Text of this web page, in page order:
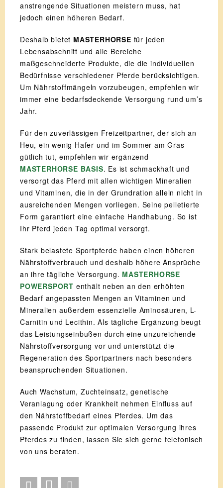
anstrengende Situationen meistern muss, hat
jedoch einen höheren Bedarf.
Deshalb bietet MASTERHORSE für jeden
Lebensabschnitt und alle Bereiche
maßgeschneiderte Produkte, die die individuellen
Bedürfnisse verschiedener Pferde berücksichtigen.
Um Nährstoffmängeln vorzubeugen, empfehlen wir
immer eine bedarfsdeckende Versorgung rund um’s
Jahr.
Für den zuverlässigen Freizeitpartner, der sich an
Heu, ein wenig Hafer und im Sommer am Gras
gütlich tut, empfehlen wir ergänzend
MASTERHORSE BASIS. Es ist schmackhaft und
versorgt das Pferd mit allen wichtigen Mineralien
und Vitaminen, die in der Grundration allein nicht in
ausreichenden Mengen vorliegen. Seine pelletierte
Form garantiert eine einfache Handhabung. So ist
Ihr Pferd jeden Tag optimal versorgt.
Stark belastete Sportpferde haben einen höheren
Nährstoffverbrauch und deshalb höhere Ansprüche
an ihre tägliche Versorgung. MASTERHORSE
POWERSPORT enthält neben an den erhöhten
Bedarf angepassten Mengen an Vitaminen und
Mineralien außerdem essenzielle Aminosäuren, L-
Carnitin und Lecithin. Als tägliche Ergänzung beugt
das Leistungseinbußen durch eine unzureichende
Nährstoffversorgung vor und unterstützt die
Regeneration des Sportpartners nach besonders
beanspruchenden Situationen.
Auch Wachstum, Zuchteinsatz, genetische
Veranlagung oder Krankheit nehmen Einfluss auf
den Nährstoffbedarf eines Pferdes. Um das
passende Produkt zur optimalen Versorgung ihres
Pferdes zu finden, lassen Sie sich gerne telefonisch
von uns beraten.